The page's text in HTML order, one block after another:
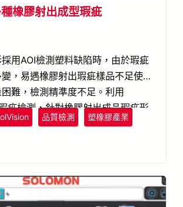
橡膠射出成型瑕疵
用AOI檢測塑料缺陷時，由於瑕疵
，易遇橡膠射出瑕疵樣品不足使得
難，檢測精準度不足。利用
疵檢測，針對橡膠射出成品瑕疵形
料庫，AI學習可後辨識種類及位置
效解決橡膠射出成品瑕疵不固定的
品質檢測 塑橡膠產業